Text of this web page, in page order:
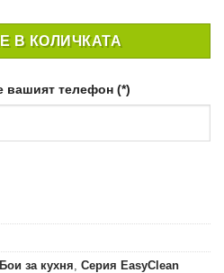
В КОЛИЧКАТА
вашият телефон (*)
Бои за кухня Серия EasyClean